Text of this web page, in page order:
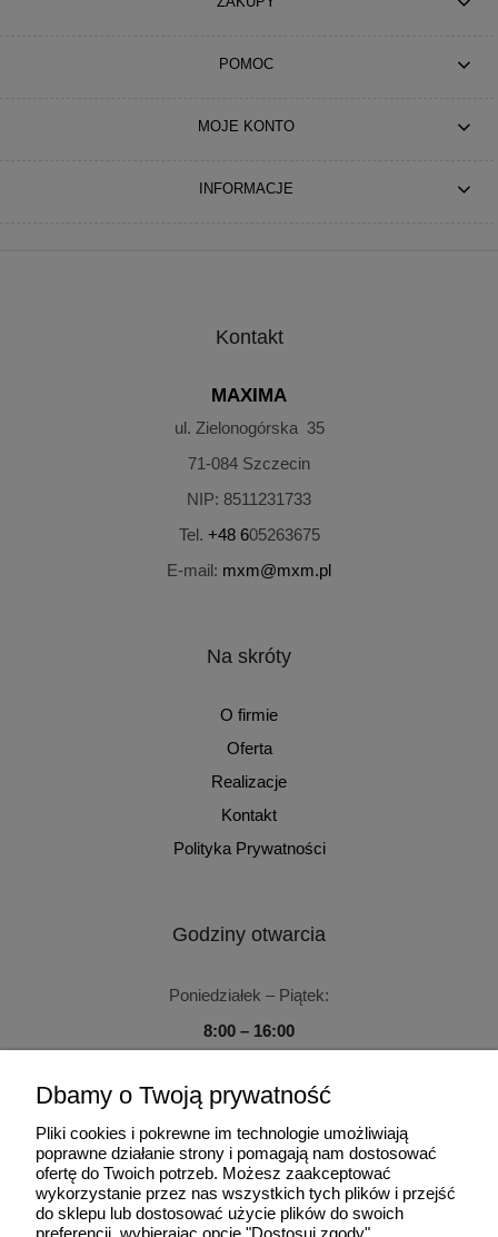
POMOC
MOJE KONTO
INFORMACJE
Kontakt
MAXIMA
ul. Zielonogórska 35
71-084 Szczecin
NIP: 8511231733
Tel. +48 605263675
E-mail: mxm@mxm.pl
Na skróty
O firmie
Oferta
Realizacje
Kontakt
Polityka Prywatności
Godziny otwarcia
Poniedziałek – Piątek:
8:00 – 16:00
Zamknięte
Użytkowanie sklepu oznacza zgodę na wykorzystywanie plików
Dbamy o Twoją prywatność
Pliki cookies i pokrewne im technologie umożliwiają
poprawne działanie strony i pomagają nam dostosować
ofertę do Twoich potrzeb. Możesz zaakceptować
wykorzystanie przez nas wszystkich tych plików i przejść
do sklepu lub dostosować użycie plików do swoich
preferencji, wybierając opcję "Dostosuj zgody".